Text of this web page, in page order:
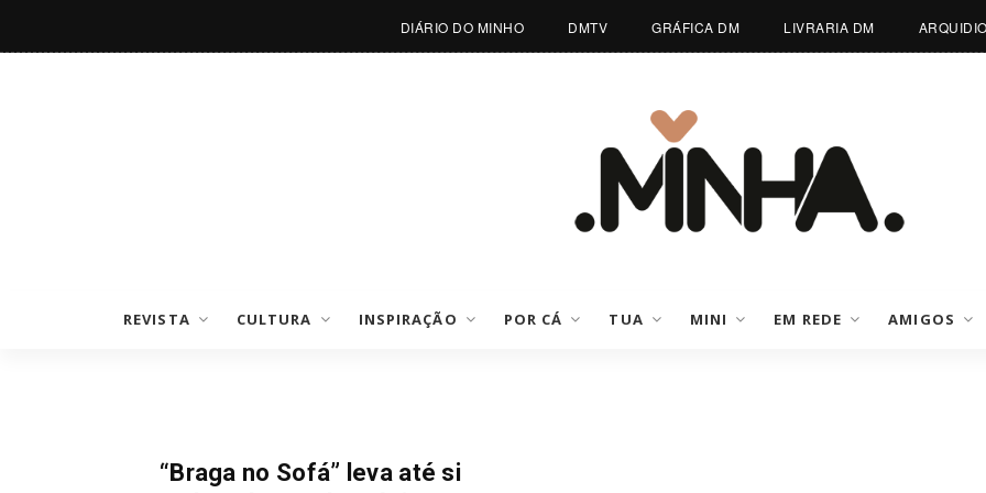
DIÁRIO DO MINHO DMTV GRÁFICA DM LIVRARIA DM
REVISTA CULTURA INSPIRAÇÃO POR CÁ TUA MINI EM REDE AMIGOS
“Braga no Sofá” leva até si